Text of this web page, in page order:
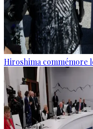
Hiroshima commémore